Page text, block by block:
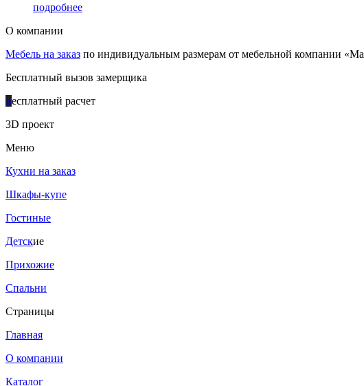
подробнее
О компании
Мебель на заказ по индивидуальным размерам от мебельной компании
Бесплатный вызов замерщика
Бесплатный расчет
3D проект
Меню
Кухни на заказ
Шкафы-купе
Гостиные
Детские
Прихожие
Спальни
Страницы
Главная
О компании
Каталог